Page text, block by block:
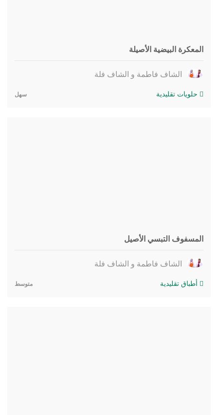
المعكرة البيضية الأصيلة
الشاف فاطمة و الشاف فلة
حلويات تقليدية سهل
المسفوف التبسي الأصيل
الشاف فاطمة و الشاف فلة
أطباق تقليدية متوسط